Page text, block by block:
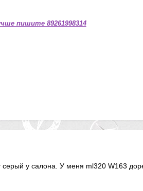
пишите 89261998314
у салона. У меня ml320 W163